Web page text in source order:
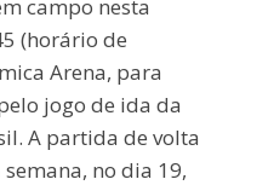
campo nesta
(horário de
Arena, para
jogo de ida da
A partida de volta
no dia 19,